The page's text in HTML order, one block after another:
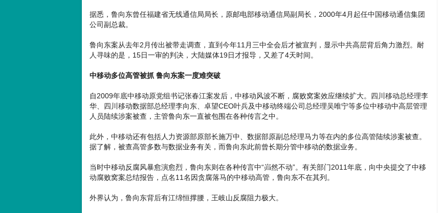
据悉，鲁向东曾任福建省无线通信局局长，原邮电部移动通信局副局长，2000年4月起任中国移动通信集团
公司副总裁。
鲁向东案从去年2月传出被带走调查，直到今年11月三中全会后才被宣判，显示中共高层背后角力激烈。耐
人寻味的是，15日一审的判决，大陆媒体19日才报导，又差了4天时间。
中移动多位高管被抓 鲁向东案一度难突破
自2009年底中移动原党组书记张春江案发后，中移动风波不断，腐败窝案效应继续扩大。四川移动总经理李
华、四川移动数据部总经理李向东、卓望CEO叶兵及中移动终端公司总经理吴唯宁等多位中移动中高层管理
人员陆续涉案被查，主管鲁向东一直被包围在各种传言之中。
此外，中移动还有包括人力资源部原部长施万中、数据部原副总经理马力等在内的多位高管陆续涉案被查。
据了解，被查高管多数与数据业务有关，而鲁向东此前曾长期分管中移动的数据业务。
当时中移动反腐风暴愈演愈烈，鲁向东则在各种传言中“岿然不动”。有关部门2011年底，向中央提交了中移
动腐败窝案总结报告，点名11名因贪腐落马的中移动高管，鲁向东不在其列。
外界认为，鲁向东背后有江绵恒撑腰，王岐山反腐阻力极大。